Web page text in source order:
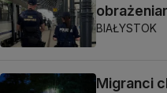
BIAŁYSTOK
Migranci